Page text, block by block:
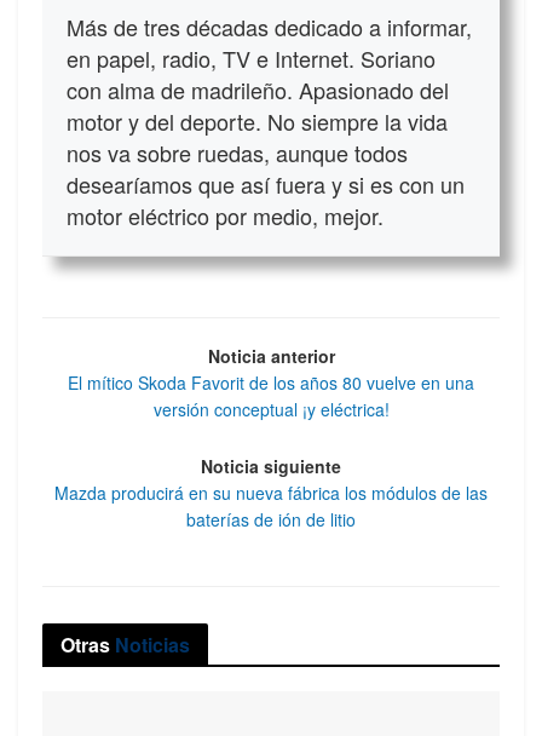
Más de tres décadas dedicado a informar,
en papel, radio, TV e Internet. Soriano
con alma de madrileño. Apasionado del
motor y del deporte. No siempre la vida
nos va sobre ruedas, aunque todos
desearíamos que así fuera y si es con un
motor eléctrico por medio, mejor.
Noticia anterior
El mítico Skoda Favorit de los años 80 vuelve en una
versión conceptual ¡y eléctrica!
Noticia siguiente
Mazda producirá en su nueva fábrica los módulos de las
baterías de ión de litio
Otras Noticias